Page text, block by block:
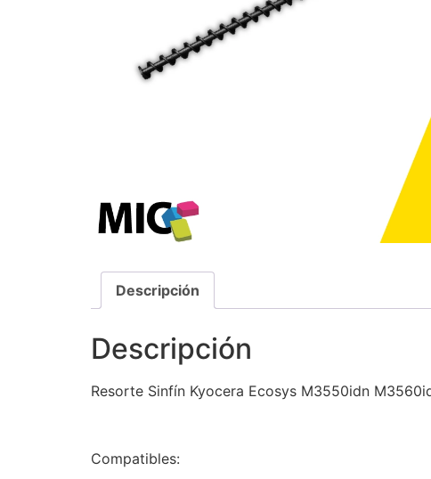
Descripción
Descripción
Resorte Sinfín Kyocera Ecosys M3550idn
Compatibles: